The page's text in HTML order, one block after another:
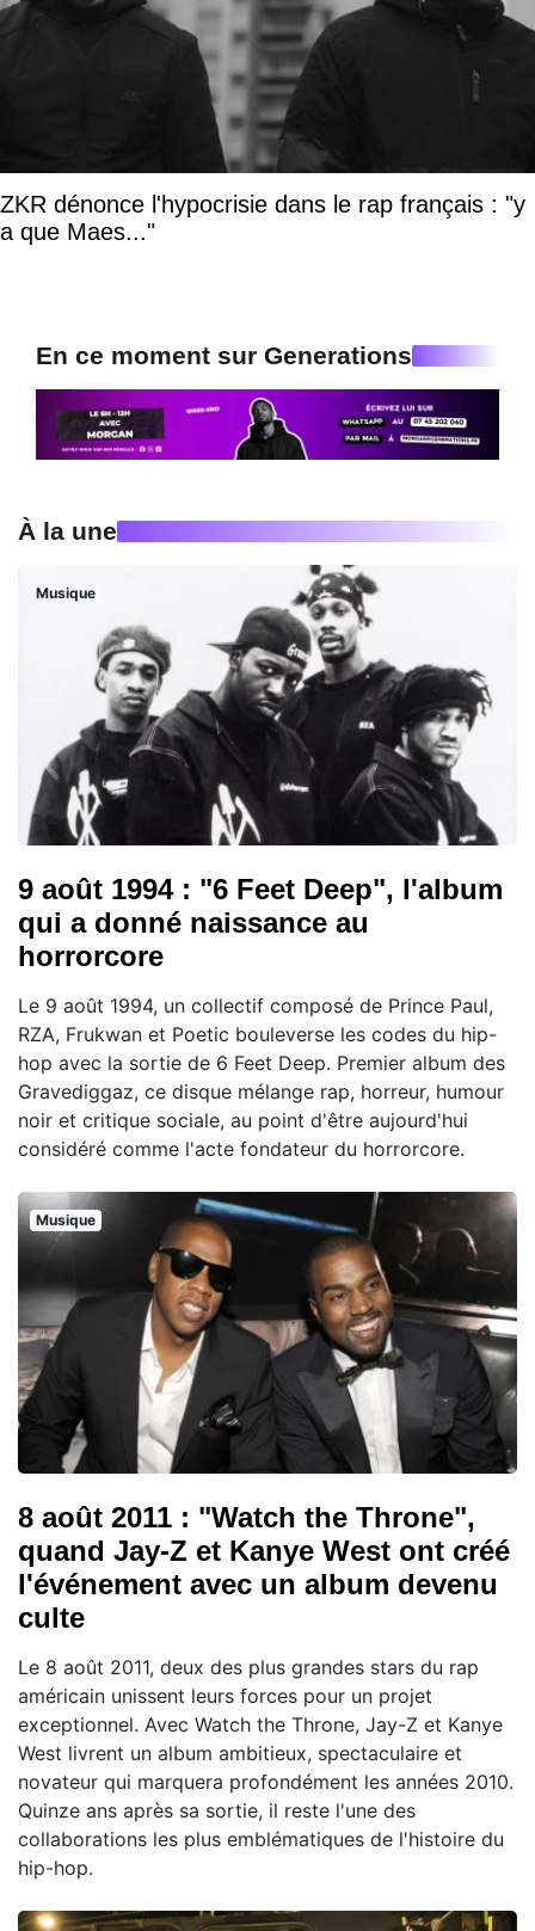
ZKR dénonce l'hypocrisie dans le rap français : "y
a que Maes..."
En ce moment sur Generations
À la une
Musique
9 août 1994 : "6 Feet Deep", l'album
qui a donné naissance au
horrorcore
Le 9 août 1994, un collectif composé de Prince Paul,
RZA, Frukwan et Poetic bouleverse les codes du hip-
hop avec la sortie de 6 Feet Deep. Premier album des
Gravediggaz, ce disque mélange rap, horreur, humour
noir et critique sociale, au point d'être aujourd'hui
considéré comme l'acte fondateur du horrorcore.
Musique
8 août 2011 : "Watch the Throne",
quand Jay-Z et Kanye West ont créé
l'événement avec un album devenu
culte
Le 8 août 2011, deux des plus grandes stars du rap
américain unissent leurs forces pour un projet
exceptionnel. Avec Watch the Throne, Jay-Z et Kanye
West livrent un album ambitieux, spectaculaire et
novateur qui marquera profondément les années 2010.
Quinze ans après sa sortie, il reste l'une des
collaborations les plus emblématiques de l'histoire du
hip-hop.